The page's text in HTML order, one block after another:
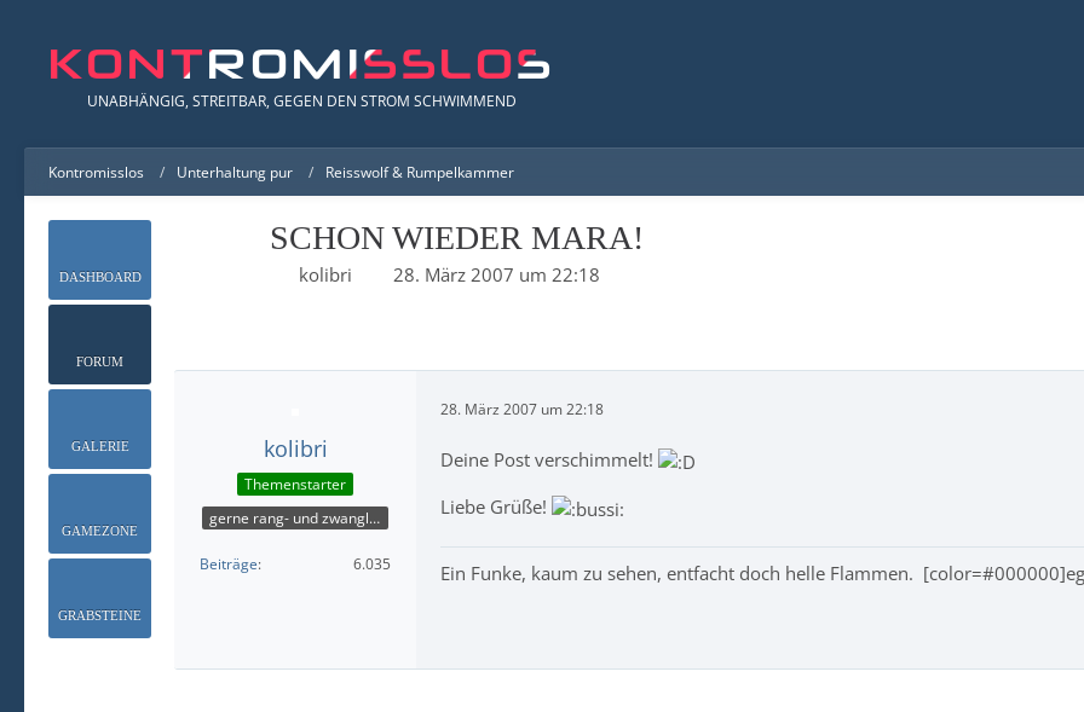
KONTROMISSLOS
UNABHÄNGIG, STREITBAR, GEGEN DEN STROM SCHWIMMEND
Kontromisslos Unterhaltung pur Reisswolf & Rumpelkammer
DASHBOARD
FORUM
GALERIE
GAMEZONE
GRABSTEINE
SCHON WIEDER MARA!
kolibri 28. März 2007 um 22:18
kolibri
Themenstarter
gerne rang- und zwanglos
Beiträge 6.035
28. März 2007 um 22:18
Deine Post verschimmelt!
Liebe Grüße!
Ein Funke, kaum zu sehen, entfacht doch helle Flammen.